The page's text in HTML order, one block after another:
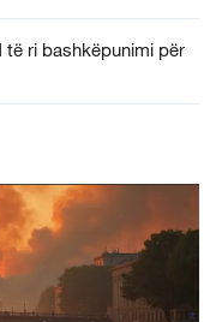
të ri bashkëpunimi për